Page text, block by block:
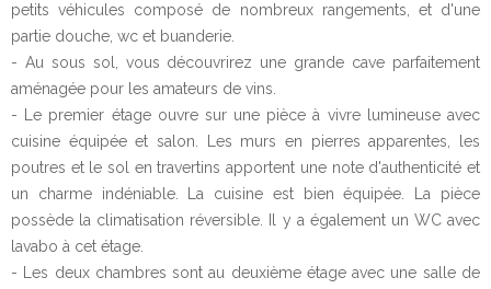
petits véhicules composé de nombreux rangements, et d'une
partie douche, wc et buanderie.
- Au sous sol, vous découvrirez une grande cave parfaitement
aménagée pour les amateurs de vins.
- Le premier étage ouvre sur une pièce à vivre lumineuse avec
cuisine équipée et salon. Les murs en pierres apparentes, les
poutres et le sol en travertins apportent une note d'authenticité et
un charme indéniable. La cuisine est bien équipée. La pièce
possède la climatisation réversible. Il y a également un WC avec
lavabo à cet étage.
- Les deux chambres sont au deuxième étage avec une salle de